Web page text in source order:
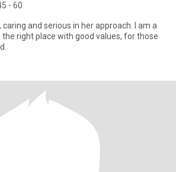
- 60
caring and serious in her approach. I am a
right place with good values, for those